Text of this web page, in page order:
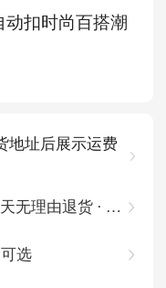
动扣时尚百搭潮
地址后展示运费
理由退货 · 一
可选